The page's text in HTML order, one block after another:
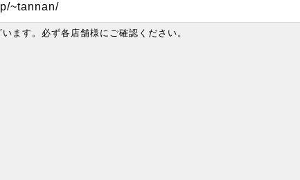
~tannan/
ます。必ず各店舗様にご確認ください。